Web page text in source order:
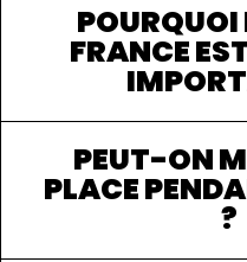
POURQUOI
FRANCE
PEUT-ON
PLACE
?